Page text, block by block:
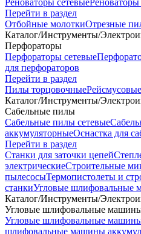
Реноваторы сетевые
Перейти в раздел
Отбойные молоткиОтрезные
Каталог/Инструменты/
Перфораторы
Перфораторы сетевые
для перфораторов
Перейти в раздел
Пилы торцовочные
Каталог/Инструменты/
Сабельные пилы
Сабельные пилы сетевые
аккумуляторныеОснастка для
Перейти в раздел
Станки для заточки цепей
электрическиеСтроительные
пылесосыТермопистолеты и
станкиУгловые шлифовальные
Каталог/Инструменты/
Угловые шлифовальные
Угловые шлифовальные
шлифовальные машины